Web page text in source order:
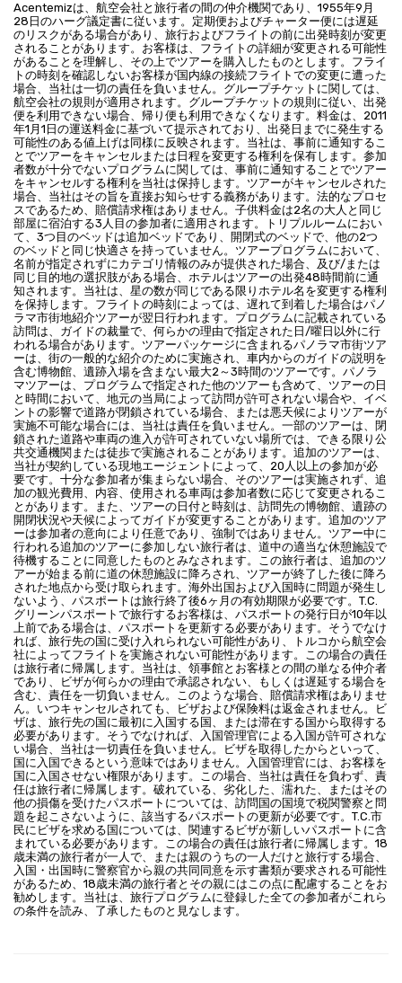
Acentemizは、航空会社と旅行者の間の仲介機関であり、1955年9月
28日のハーグ議定書に従います。定期便およびチャーター便には遅延
のリスクがある場合があり、旅行およびフライトの前に出発時刻が変更
されることがあります。お客様は、フライトの詳細が変更される可能性
があることを理解し、その上でツアーを購入したものとします。フライ
トの時刻を確認しないお客様が国内線の接続フライトでの変更に遭った
場合、当社は一切の責任を負いません。グループチケットに関しては、
航空会社の規則が適用されます。グループチケットの規則に従い、出発
便を利用できない場合、帰り便も利用できなくなります。料金は、2011
年1月1日の運送料金に基づいて提示されており、出発日までに発生する
可能性のある値上げは同様に反映されます。当社は、事前に通知するこ
とでツアーをキャンセルまたは日程を変更する権利を保有します。参加
者数が十分でないプログラムに関しては、事前に通知することでツアー
をキャンセルする権利を当社は保持します。ツアーがキャンセルされた
場合、当社はその旨を直接お知らせする義務があります。法的なプロセ
スであるため、賠償請求権はありません。子供料金は2名の大人と同じ
部屋に宿泊する3人目の参加者に適用されます。トリプルルームにおい
て、3つ目のベッドは追加ベッドであり、開閉式のベッドで、他の2つ
のベッドと同じ快適さを持っていません。ツアープログラムにおいて、
名前が指定されずにカテゴリ情報のみが提供された場合、及び/または
同じ目的地の選択肢がある場合、ホテルはツアーの出発48時間前に通
知されます。当社は、星の数が同じである限りホテル名を変更する権利
を保持します。フライトの時刻によっては、遅れて到着した場合はパノ
ラマ市街地紹介ツアーが翌日行われます。プログラムに記載されている
訪問は、ガイドの裁量で、何らかの理由で指定された日/曜日以外に行
われる場合があります。ツアーパッケージに含まれるパノラマ市街ツア
ーは、街の一般的な紹介のために実施され、車内からのガイドの説明を
含む博物館、遺跡入場を含まない最大2～3時間のツアーです。パノラ
マツアーは、プログラムで指定された他のツアーも含めて、ツアーの日
と時間において、地元の当局によって訪問が許可されない場合や、イベ
ントの影響で道路が閉鎖されている場合、または悪天候によりツアーが
実施不可能な場合には、当社は責任を負いません。一部のツアーは、閉
鎖された道路や車両の進入が許可されていない場所では、できる限り公
共交通機関または徒歩で実施されることがあります。追加のツアーは、
当社が契約している現地エージェントによって、20人以上の参加が必
要です。十分な参加者が集まらない場合、そのツアーは実施されず、追
加の観光費用、内容、使用される車両は参加者数に応じて変更されるこ
とがあります。また、ツアーの日付と時刻は、訪問先の博物館、遺跡の
開閉状況や天候によってガイドが変更することがあります。追加のツア
ーは参加者の意向により任意であり、強制ではありません。ツアー中に
行われる追加のツアーに参加しない旅行者は、道中の適当な休憩施設で
待機することに同意したものとみなされます。この旅行者は、追加のツ
アーが始まる前に道の休憩施設に降ろされ、ツアーが終了した後に降ろ
された地点から受け取られます。海外出国および入国時に問題が発生し
ないよう、パスポートは旅行終了後6ヶ月の有効期限が必要です。T.C.
グリーンパスポートで旅行するお客様は、パスポートの発行日が10年以
上前である場合は、パスポートを更新する必要があります。そうでなけ
れば、旅行先の国に受け入れられない可能性があり、トルコから航空会
社によってフライトを実施されない可能性があります。この場合の責任
は旅行者に帰属します。当社は、領事館とお客様との間の単なる仲介者
であり、ビザが何らかの理由で承認されない、もしくは遅延する場合を
含む、責任を一切負いません。このような場合、賠償請求権はありませ
ん。いつキャンセルされても、ビザおよび保険料は返金されません。ビ
ザは、旅行先の国に最初に入国する国、または滞在する国から取得する
必要があります。そうでなければ、入国管理官による入国が許可されな
い場合、当社は一切責任を負いません。ビザを取得したからといって、
国に入国できるという意味ではありません。入国管理官には、お客様を
国に入国させない権限があります。この場合、当社は責任を負わず、責
任は旅行者に帰属します。破れている、劣化した、濡れた、またはその
他の損傷を受けたパスポートについては、訪問国の国境で税関警察と問
題を起こさないように、該当するパスポートの更新が必要です。T.C.市
民にビザを求める国については、関連するビザが新しいパスポートに含
まれている必要があります。この場合の責任は旅行者に帰属します。18
歳未満の旅行者が一人で、または親のうちの一人だけと旅行する場合、
入国・出国時に警察官から親の共同同意を示す書類が要求される可能性
があるため、18歳未満の旅行者とその親にはこの点に配慮することをお
勧めします。当社は、旅行プログラムに登録した全ての参加者がこれら
の条件を読み、了承したものと見なします。